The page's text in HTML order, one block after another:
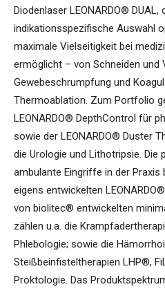
Diodenlaser LEONARDO® DUAL,
indikationsspezifische Auswahl
maximale Vielseitigkeit bei
ermöglicht – von Schneiden und
Gewebeschrumpfung und
Thermoablation. Zum Portfolio
LEONARDO® DepthControl für
sowie der LEONARDO® Duster
die Urologie und Lithotripsie.
ambulante Eingriffe in der
eigens entwickelten
von biolitec® entwickelten
zählen u.a. die
Phlebologie; sowie die
Steißbeinfisteltherapien LHP®,
Proktologie. Das